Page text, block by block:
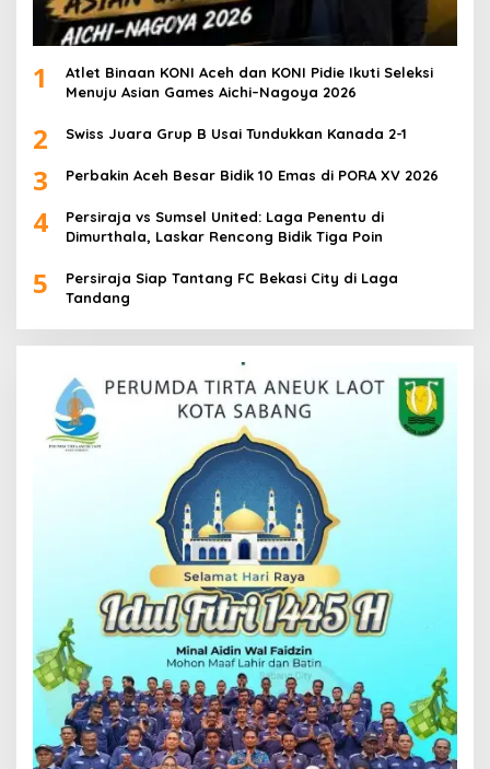
1
Atlet Binaan KONI Aceh dan KONI Pidie Ikuti Seleksi
Menuju Asian Games Aichi–Nagoya 2026
2 Swiss Juara Grup B Usai Tundukkan Kanada 2-1
3 Perbakin Aceh Besar Bidik 10 Emas di PORA XV 2026
4
Persiraja vs Sumsel United: Laga Penentu di
Dimurthala, Laskar Rencong Bidik Tiga Poin
5
Persiraja Siap Tantang FC Bekasi City di Laga
Tandang